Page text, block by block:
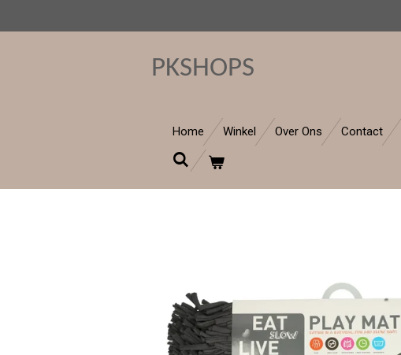
PKSHOPS
Home Winkel Over Ons Contact